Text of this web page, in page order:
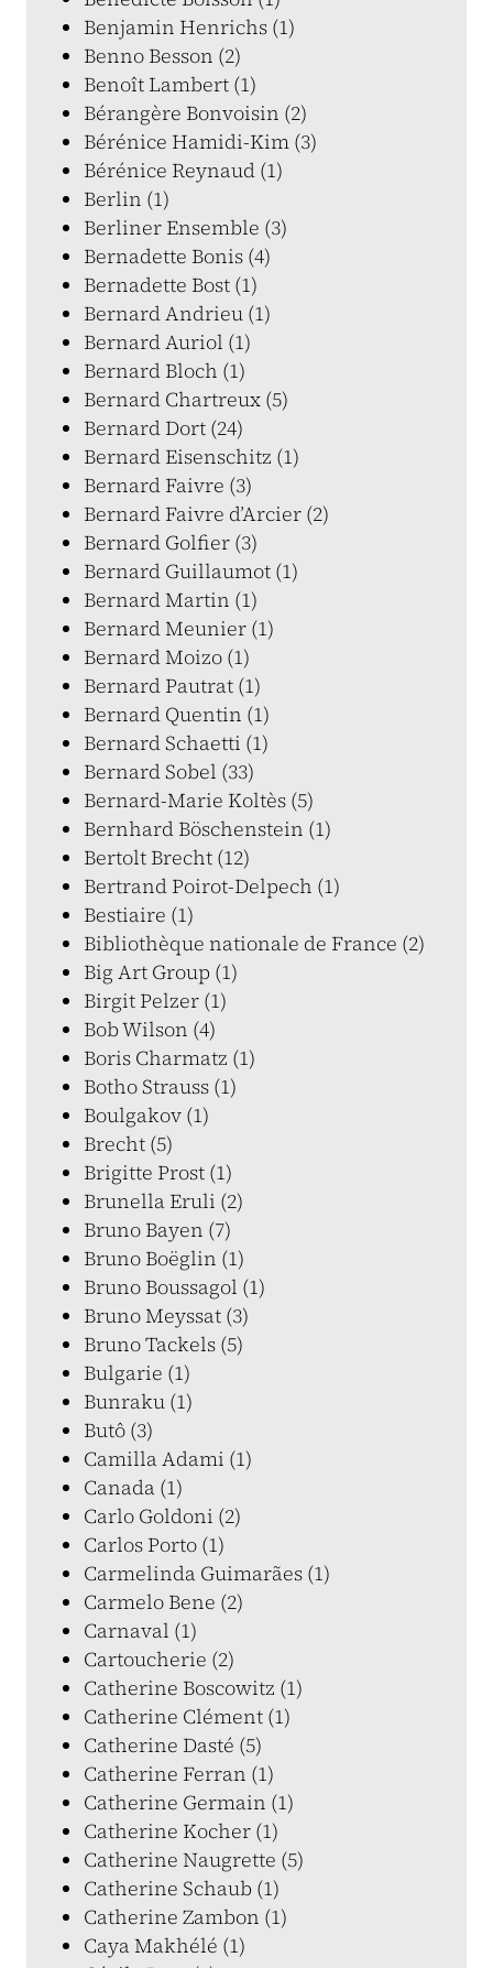
Benjamin Henrichs (1)
Benno Besson (2)
Benoît Lambert (1)
Bérangère Bonvoisin (2)
Bérénice Hamidi-Kim (3)
Bérénice Reynaud (1)
Berlin (1)
Berliner Ensemble (3)
Bernadette Bonis (4)
Bernadette Bost (1)
Bernard Andrieu (1)
Bernard Auriol (1)
Bernard Bloch (1)
Bernard Chartreux (5)
Bernard Dort (24)
Bernard Eisenschitz (1)
Bernard Faivre (3)
Bernard Faivre d’Arcier (2)
Bernard Golfier (3)
Bernard Guillaumot (1)
Bernard Martin (1)
Bernard Meunier (1)
Bernard Moizo (1)
Bernard Pautrat (1)
Bernard Quentin (1)
Bernard Schaetti (1)
Bernard Sobel (33)
Bernard-Marie Koltès (5)
Bernhard Böschenstein (1)
Bertolt Brecht (12)
Bertrand Poirot-Delpech (1)
Bestiaire (1)
Bibliothèque nationale de France (2)
Big Art Group (1)
Birgit Pelzer (1)
Bob Wilson (4)
Boris Charmatz (1)
Botho Strauss (1)
Boulgakov (1)
Brecht (5)
Brigitte Prost (1)
Brunella Eruli (2)
Bruno Bayen (7)
Bruno Boëglin (1)
Bruno Boussagol (1)
Bruno Meyssat (3)
Bruno Tackels (5)
Bulgarie (1)
Bunraku (1)
Butô (3)
Camilla Adami (1)
Canada (1)
Carlo Goldoni (2)
Carlos Porto (1)
Carmelinda Guimarães (1)
Carmelo Bene (2)
Carnaval (1)
Cartoucherie (2)
Catherine Boscowitz (1)
Catherine Clément (1)
Catherine Dasté (5)
Catherine Ferran (1)
Catherine Germain (1)
Catherine Kocher (1)
Catherine Naugrette (5)
Catherine Schaub (1)
Catherine Zambon (1)
Caya Makhélé (1)